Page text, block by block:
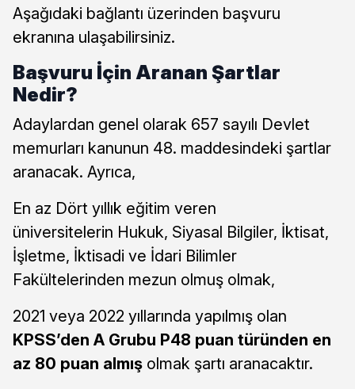
Aşağıdaki bağlantı üzerinden başvuru
ekranına ulaşabilirsiniz.
Başvuru İçin Aranan Şartlar
Nedir?
Adaylardan genel olarak 657 sayılı Devlet
memurları kanunun 48. maddesindeki şartlar
aranacak. Ayrıca,
En az Dört yıllık eğitim veren
üniversitelerin Hukuk, Siyasal Bilgiler, İktisat,
İşletme, İktisadi ve İdari Bilimler
Fakültelerinden mezun olmuş olmak,
2021 veya 2022 yıllarında yapılmış olan
KPSS’den A Grubu P48 puan türünden en
az 80 puan almış olmak şartı aranacaktır.